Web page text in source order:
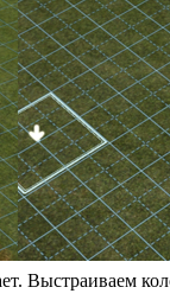
Выстраиваем